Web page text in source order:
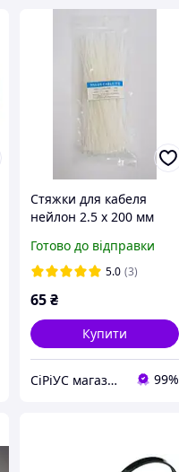
Стяжки для кабеля
нейлон 2.5 x 200 мм
Готово до відправки
5.0 (3)
65₴
Купити
СiРiУС магазин комп'ютерной техніки 99%